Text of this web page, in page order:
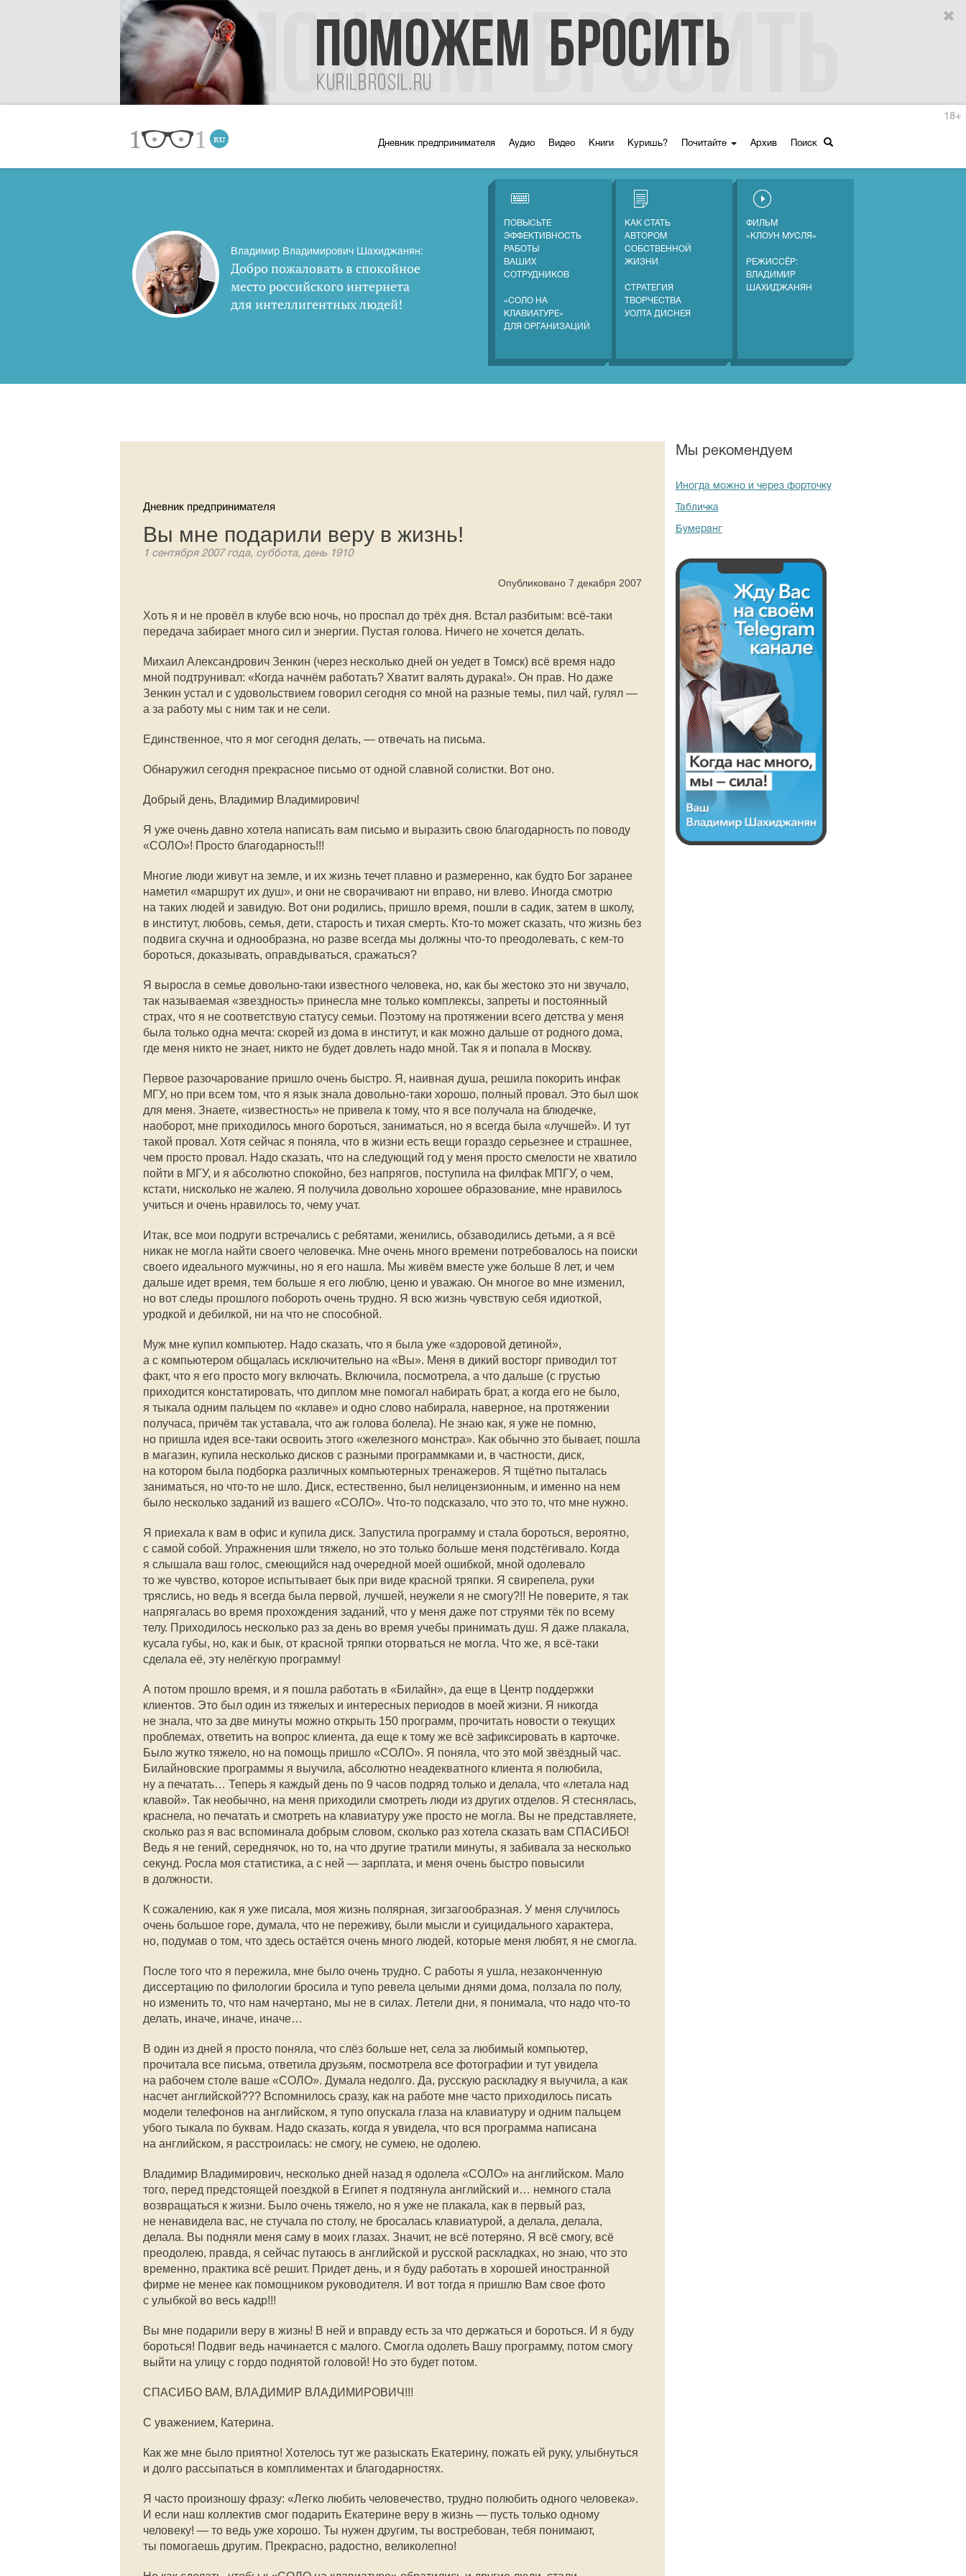
Дневник предпринимателя Аудио Видео Книги Куришь? Почитайте Архив Поиск
18+
Владимир Владимирович Шахиджанян:
Добро пожаловать в спокойное
место российского интернета
для интеллигентных людей!
ПОВЫСЬТЕ
ЭФФЕКТИВНОСТЬ
РАБОТЫ
ВАШИХ
СОТРУДНИКОВ
«СОЛО НА
КЛАВИАТУРЕ»
ДЛЯ ОРГАНИЗАЦИЙ
КАК СТАТЬ
АВТОРОМ
СОБСТВЕННОЙ
ЖИЗНИ
СТРАТЕГИЯ
ТВОРЧЕСТВА
УОЛТА ДИСНЕЯ
ФИЛЬМ
«КЛОУН МУСЛЯ»
РЕЖИССЁР:
ВЛАДИМИР
ШАХИДЖАНЯН
Дневник предпринимателя
Вы мне подарили веру в жизнь!
1 сентября 2007 года, суббота, день 1910
Опубликовано 7 декабря 2007
Хоть я и не провёл в клубе всю ночь, но проспал до трёх дня. Встал разбитым: всё-таки
передача забирает много сил и энергии. Пустая голова. Ничего не хочется делать.
Михаил Александрович Зенкин (через несколько дней он уедет в Томск) всё время надо
мной подтрунивал: «Когда начнём работать? Хватит валять дурака!». Он прав. Но даже
Зенкин устал и с удовольствием говорил сегодня со мной на разные темы, пил чай, гулял —
а за работу мы с ним так и не сели.
Единственное, что я мог сегодня делать, — отвечать на письма.
Обнаружил сегодня прекрасное письмо от одной славной солистки. Вот оно.
Добрый день, Владимир Владимирович!
Я уже очень давно хотела написать вам письмо и выразить свою благодарность по поводу
«СОЛО»! Просто благодарность!!!
Многие люди живут на земле, и их жизнь течет плавно и размеренно, как будто Бог заранее
наметил «маршрут их душ», и они не сворачивают ни вправо, ни влево. Иногда смотрю
на таких людей и завидую. Вот они родились, пришло время, пошли в садик, затем в школу,
в институт, любовь, семья, дети, старость и тихая смерть. Кто-то может сказать, что жизнь без
подвига скучна и однообразна, но разве всегда мы должны что-то преодолевать, с кем-то
бороться, доказывать, оправдываться, сражаться?
Я выросла в семье довольно-таки известного человека, но, как бы жестоко это ни звучало,
так называемая «звездность» принесла мне только комплексы, запреты и постоянный
страх, что я не соответствую статусу семьи. Поэтому на протяжении всего детства у меня
была только одна мечта: скорей из дома в институт, и как можно дальше от родного дома,
где меня никто не знает, никто не будет довлеть надо мной. Так я и попала в Москву.
Первое разочарование пришло очень быстро. Я, наивная душа, решила покорить инфак
МГУ, но при всем том, что я язык знала довольно-таки хорошо, полный провал. Это был шок
для меня. Знаете, «известность» не привела к тому, что я все получала на блюдечке,
наоборот, мне приходилось много бороться, заниматься, но я всегда была «лучшей». И тут
такой провал. Хотя сейчас я поняла, что в жизни есть вещи гораздо серьезнее и страшнее,
чем просто провал. Надо сказать, что на следующий год у меня просто смелости не хватило
пойти в МГУ, и я абсолютно спокойно, без напрягов, поступила на филфак МПГУ, о чем,
кстати, нисколько не жалею. Я получила довольно хорошее образование, мне нравилось
учиться и очень нравилось то, чему учат.
Итак, все мои подруги встречались с ребятами, женились, обзаводились детьми, а я всё
никак не могла найти своего человечка. Мне очень много времени потребовалось на поиски
своего идеального мужчины, но я его нашла. Мы живём вместе уже больше 8 лет, и чем
дальше идет время, тем больше я его люблю, ценю и уважаю. Он многое во мне изменил,
но вот следы прошлого побороть очень трудно. Я всю жизнь чувствую себя идиоткой,
уродкой и дебилкой, ни на что не способной.
Муж мне купил компьютер. Надо сказать, что я была уже «здоровой детиной»,
а с компьютером общалась исключительно на «Вы». Меня в дикий восторг приводил тот
факт, что я его просто могу включать. Включила, посмотрела, а что дальше (с грустью
приходится констатировать, что диплом мне помогал набирать брат, а когда его не было,
я тыкала одним пальцем по «клаве» и одно слово набирала, наверное, на протяжении
получаса, причём так уставала, что аж голова болела). Не знаю как, я уже не помню,
но пришла идея все-таки освоить этого «железного монстра». Как обычно это бывает, пошла
в магазин, купила несколько дисков с разными программками и, в частности, диск,
на котором была подборка различных компьютерных тренажеров. Я тщётно пыталась
заниматься, но что-то не шло. Диск, естественно, был нелицензионным, и именно на нем
было несколько заданий из вашего «СОЛО». Что-то подсказало, что это то, что мне нужно.
Я приехала к вам в офис и купила диск. Запустила программу и стала бороться, вероятно,
с самой собой. Упражнения шли тяжело, но это только больше меня подстёгивало. Когда
я слышала ваш голос, смеющийся над очередной моей ошибкой, мной одолевало
то же чувство, которое испытывает бык при виде красной тряпки. Я свирепела, руки
тряслись, но ведь я всегда была первой, лучшей, неужели я не смогу?!! Не поверите, я так
напрягалась во время прохождения заданий, что у меня даже пот струями тёк по всему
телу. Приходилось несколько раз за день во время учебы принимать душ. Я даже плакала,
кусала губы, но, как и бык, от красной тряпки оторваться не могла. Что же, я всё-таки
сделала её, эту нелёгкую программу!
А потом прошло время, и я пошла работать в «Билайн», да еще в Центр поддержки
клиентов. Это был один из тяжелых и интересных периодов в моей жизни. Я никогда
не знала, что за две минуты можно открыть 150 программ, прочитать новости о текущих
проблемах, ответить на вопрос клиента, да еще к тому же всё зафиксировать в карточке.
Было жутко тяжело, но на помощь пришло «СОЛО». Я поняла, что это мой звёздный час.
Билайновские программы я выучила, абсолютно неадекватного клиента я полюбила,
ну а печатать… Теперь я каждый день по 9 часов подряд только и делала, что «летала над
клавой». Так необычно, на меня приходили смотреть люди из других отделов. Я стеснялась,
краснела, но печатать и смотреть на клавиатуру уже просто не могла. Вы не представляете,
сколько раз я вас вспоминала добрым словом, сколько раз хотела сказать вам СПАСИБО!
Ведь я не гений, середнячок, но то, на что другие тратили минуты, я забивала за несколько
секунд. Росла моя статистика, а с ней — зарплата, и меня очень быстро повысили
в должности.
К сожалению, как я уже писала, моя жизнь полярная, зигзагообразная. У меня случилось
очень большое горе, думала, что не переживу, были мысли и суицидального характера,
но, подумав о том, что здесь остаётся очень много людей, которые меня любят, я не смогла.
После того что я пережила, мне было очень трудно. С работы я ушла, незаконченную
диссертацию по филологии бросила и тупо ревела целыми днями дома, ползала по полу,
но изменить то, что нам начертано, мы не в силах. Летели дни, я понимала, что надо что-то
делать, иначе, иначе, иначе…
В один из дней я просто поняла, что слёз больше нет, села за любимый компьютер,
прочитала все письма, ответила друзьям, посмотрела все фотографии и тут увидела
на рабочем столе ваше «СОЛО». Думала недолго. Да, русскую раскладку я выучила, а как
насчет английской??? Вспомнилось сразу, как на работе мне часто приходилось писать
модели телефонов на английском, я тупо опускала глаза на клавиатуру и одним пальцем
убого тыкала по буквам. Надо сказать, когда я увидела, что вся программа написана
на английском, я расстроилась: не смогу, не сумею, не одолею.
Владимир Владимирович, несколько дней назад я одолела «СОЛО» на английском. Мало
того, перед предстоящей поездкой в Египет я подтянула английский и… немного стала
возвращаться к жизни. Было очень тяжело, но я уже не плакала, как в первый раз,
не ненавидела вас, не стучала по столу, не бросалась клавиатурой, а делала, делала,
делала. Вы подняли меня саму в моих глазах. Значит, не всё потеряно. Я всё смогу, всё
преодолею, правда, я сейчас путаюсь в английской и русской раскладках, но знаю, что это
временно, практика всё решит. Придет день, и я буду работать в хорошей иностранной
фирме не менее как помощником руководителя. И вот тогда я пришлю Вам свое фото
с улыбкой во весь кадр!!!
Вы мне подарили веру в жизнь! В ней и вправду есть за что держаться и бороться. И я буду
бороться! Подвиг ведь начинается с малого. Смогла одолеть Вашу программу, потом смогу
выйти на улицу с гордо поднятой головой! Но это будет потом.
СПАСИБО ВАМ, ВЛАДИМИР ВЛАДИМИРОВИЧ!!!
С уважением, Катерина.
Как же мне было приятно! Хотелось тут же разыскать Екатерину, пожать ей руку, улыбнуться
и долго рассыпаться в комплиментах и благодарностях.
Я часто произношу фразу: «Легко любить человечество, трудно полюбить одного человека».
И если наш коллектив смог подарить Екатерине веру в жизнь — пусть только одному
человеку! — то ведь уже хорошо. Ты нужен другим, ты востребован, тебя понимают,
ты помогаешь другим. Прекрасно, радостно, великолепно!
Мы рекомендуем
Иногда можно и через форточку
Табличка
Бумеранг